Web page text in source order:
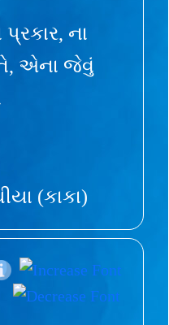
ના
એના જેવું
(કાકા)